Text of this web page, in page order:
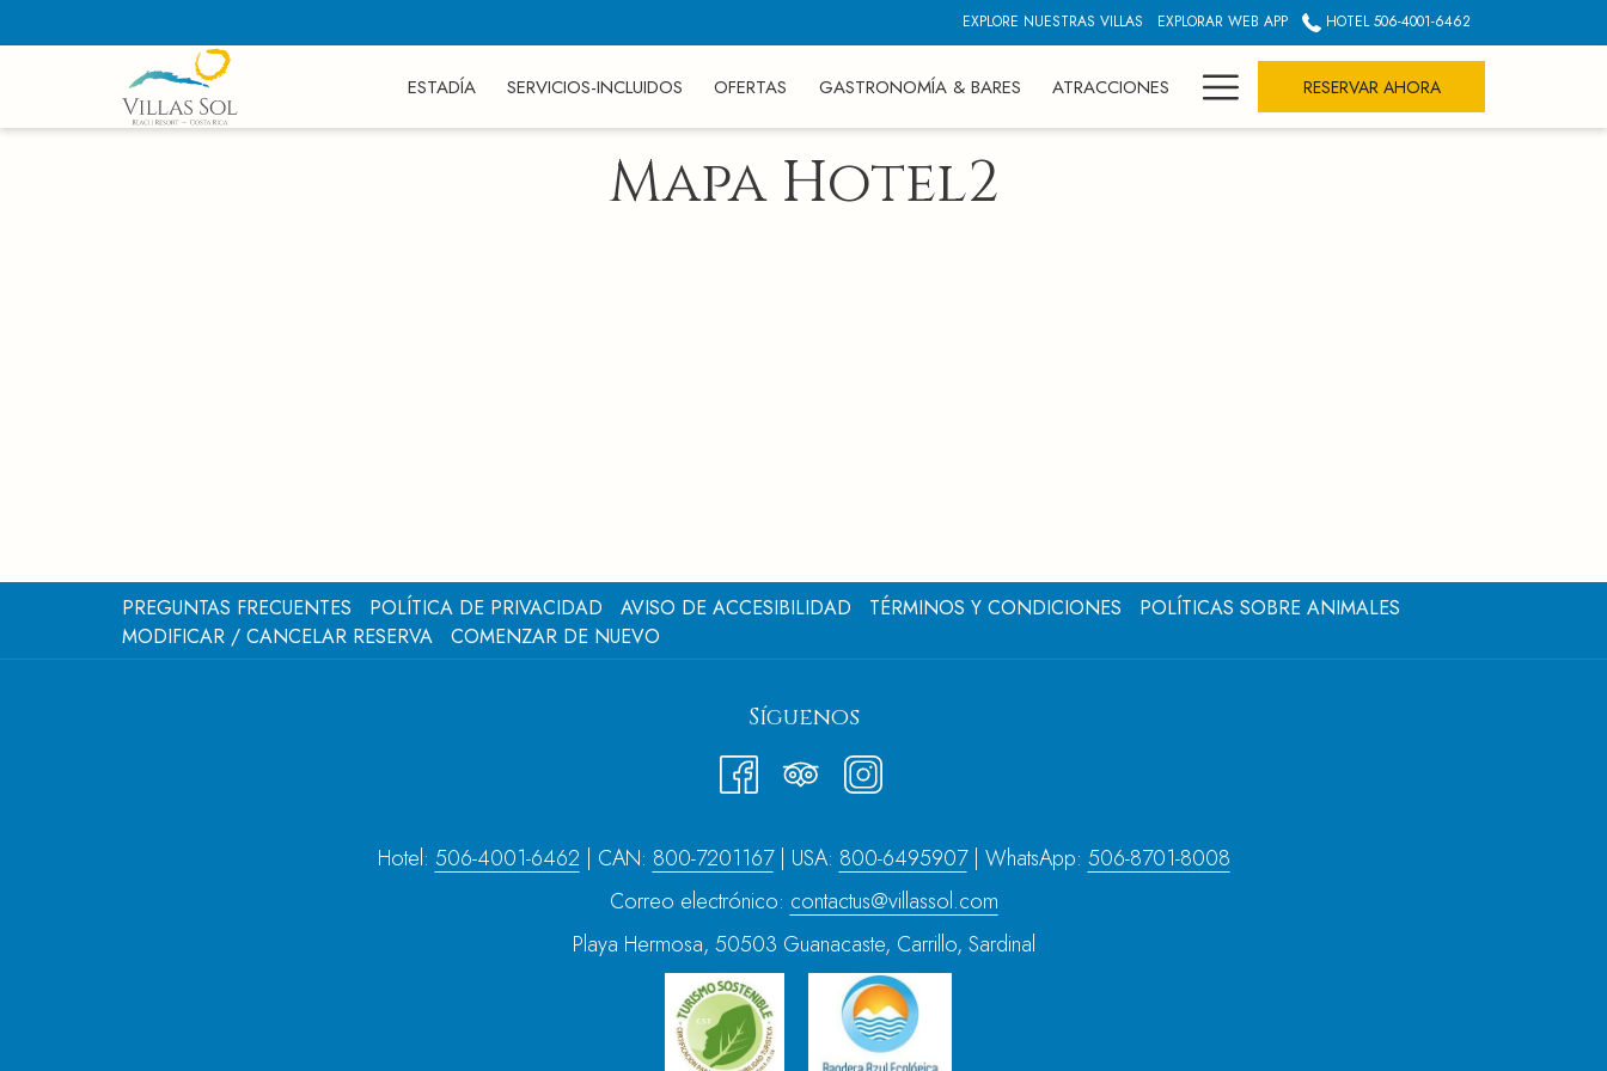
EXPLORE NUESTRAS VILLAS EXPLORAR WEB APP HOTEL 506-4001-6462
ESTADÍA SERVICIOS-INCLUIDOS OFERTAS GASTRONOMÍA & BARES ATRACCIONES Hamburger
Menu RESERVAR AHORA
Mapa Hotel2
PREGUNTAS FRECUENTES POLÍTICA DE PRIVACIDAD AVISO DE ACCESIBILIDAD TÉRMINOS Y CONDICIONES
POLÍTICAS SOBRE ANIMALES
MODIFICAR / CANCELAR RESERVA
COMENZAR DE NUEVO
Síguenos
Hotel: 506-4001-6462 | CAN: 800-7201167| USA: 800-6495907| WhatsApp: 506-8701-8008
Correo electrónico: contactus@villassol.com
Playa Hermosa, 50503 Guanacaste, Carrillo, Sardinal